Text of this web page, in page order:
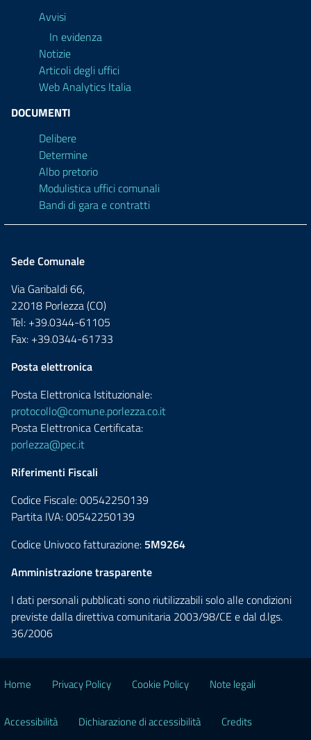
Avvisi
In evidenza
Notizie
Articoli degli uffici
Web Analytics Italia
DOCUMENTI
Delibere
Determine
Albo pretorio
Modulistica uffici comunali
Bandi di gara e contratti
Sede Comunale
Via Garibaldi 66,
22018 Porlezza (CO)
Tel: +39.0344-61105
Fax: +39.0344-61733
Posta elettronica
Posta Elettronica Istituzionale:
protocollo@comune.porlezza.co.it
Posta Elettronica Certificata:
porlezza@pec.it
Riferimenti Fiscali
Codice Fiscale: 00542250139
Partita IVA: 00542250139
Codice Univoco fatturazione: 5M9264
Amministrazione trasparente
I dati personali pubblicati sono riutilizzabili solo alle condizioni
previste dalla direttiva comunitaria 2003/98/CE e dal d.lgs.
36/2006
Home Privacy Policy Cookie Policy Note legali
Accessibilità Dichiarazione di accessibilità Credits